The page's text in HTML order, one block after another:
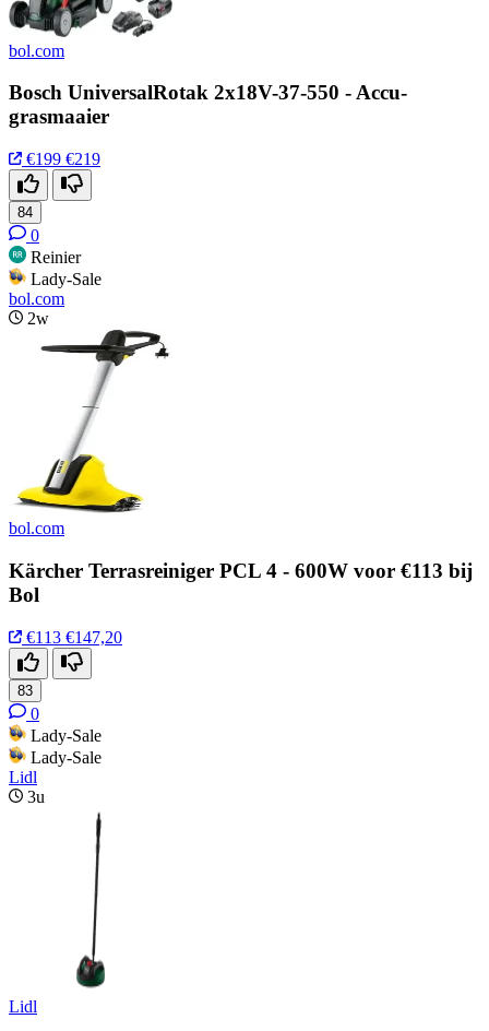
bol.com
Bosch UniversalRotak 2x18V-37-550 - Accu-
grasmaaier
€199 €219
84
0
Reinier
Lady-Sale
bol.com
2w
bol.com
Kärcher Terrasreiniger PCL 4 - 600W voor €113 bij
Bol
€113 €147,20
83
0
Lady-Sale
Lady-Sale
Lidl
3u
Lidl